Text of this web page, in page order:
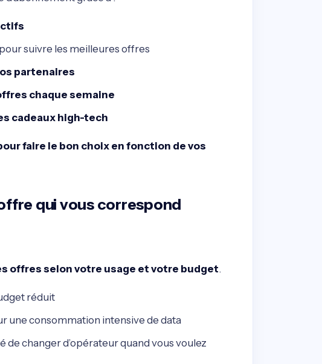
pour suivre les meilleures offres
partenaires
chaque semaine
cadeaux high-tech
faire le bon choix en fonction de vos
qui vous correspond
offres selon votre usage et votre budget.
réduit
une consommation intensive de data
de changer d’opérateur quand vous voulez